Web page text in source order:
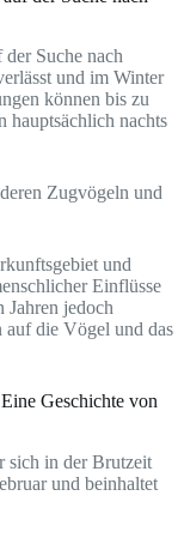
Suche nach
und im Winter
können bis zu
hauptsächlich nachts
Zugvögeln und
und
Einflüsse
Jahren jedoch
auf die Vögel und das
Geschichte von
sich in der Brutzeit
und beinhaltet